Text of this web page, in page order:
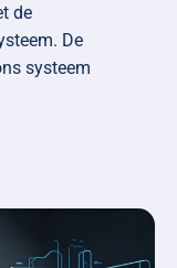
de
De
systeem